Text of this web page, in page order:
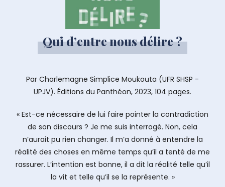
Qui d’entre nous délire ?
Par Charlemagne Simplice Moukouta (UFR SHSP -
UPJV). Éditions du Panthéon, 2023, 104 pages.
« Est-ce nécessaire de lui faire pointer la contradiction
de son discours ? Je me suis interrogé. Non, cela
n’aurait pu rien changer. Il m’a donné à entendre la
réalité des choses en même temps qu’il a tenté de me
rassurer. L’intention est bonne, il a dit la réalité telle qu’il
la vit et telle qu’il se la représente. »